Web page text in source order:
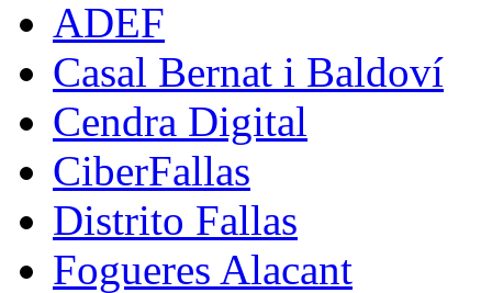
ADEF
Casal Bernat i Baldoví
Cendra Digital
CiberFallas
Distrito Fallas
Fogueres Alacant